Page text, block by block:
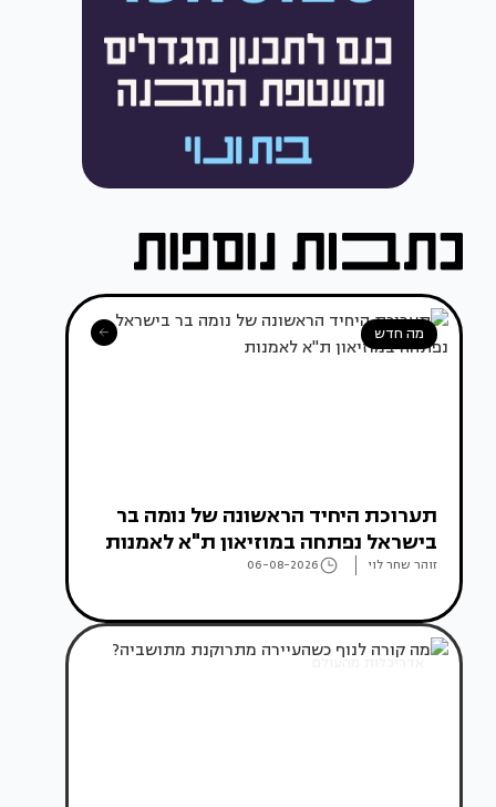
מה חדש
תערוכת היחיד הראשונה של נומה בר
בישראל נפתחה במוזיאון ת"א לאמנות
זוהר שחר לוי 06-08-2026
אדריכלות מהעולם